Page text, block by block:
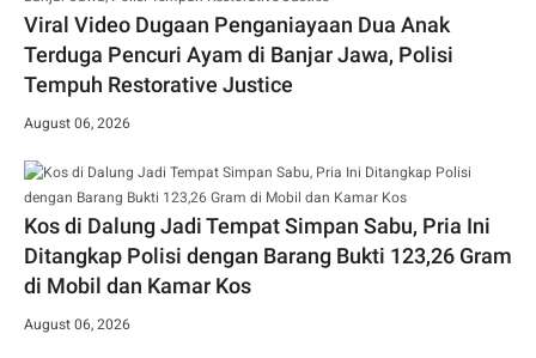
Viral Video Dugaan Penganiayaan Dua Anak
Terduga Pencuri Ayam di Banjar Jawa, Polisi
Tempuh Restorative Justice
August 06, 2026
Kos di Dalung Jadi Tempat Simpan Sabu, Pria Ini
Ditangkap Polisi dengan Barang Bukti 123,26 Gram
di Mobil dan Kamar Kos
August 06, 2026